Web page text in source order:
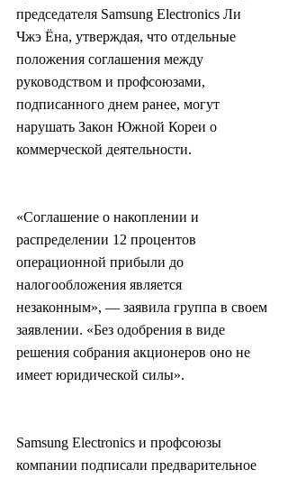
председателя Samsung Electronics Ли
Чжэ Ёна, утверждая, что отдельные
положения соглашения между
руководством и профсоюзами,
подписанного днем ранее, могут
нарушать Закон Южной Кореи о
коммерческой деятельности.
«Соглашение о накоплении и
распределении 12 процентов
операционной прибыли до
налогообложения является
незаконным», — заявила группа в своем
заявлении. «Без одобрения в виде
решения собрания акционеров оно не
имеет юридической силы».
Samsung Electronics и профсоюзы
компании подписали предварительное